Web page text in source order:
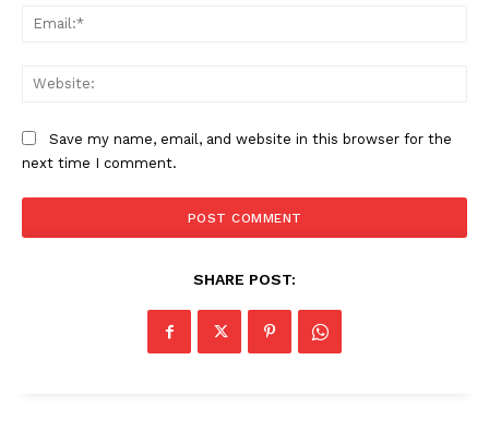
PALA VISION
Save my name, email, and website in this browser for the
next time I comment.
SHARE POST: